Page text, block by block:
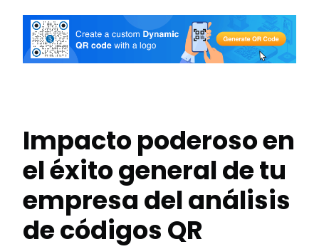
Impacto poderoso en
el éxito general de tu
empresa del análisis
de códigos QR